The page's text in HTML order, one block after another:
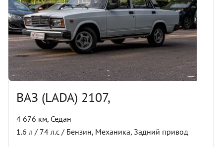
ВАЗ (LADA) 2107,
4 676 км, Седан
1.6 л / 74 л.с / Бензин, Механика, Задний привод